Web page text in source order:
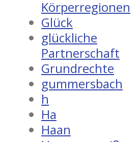
Körperregionen
Glück
glückliche
Partnerschaft
Grundrechte
gummersbach
h
Ha
Haan